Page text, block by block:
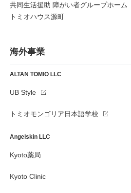
共同生活援助 障がい者グループホーム
トミオハウス源町
海外事業
ALTAN TOMIO LLC
UB Style
トミオモンゴリア日本語学校
Angelskin LLC
Kyoto薬局
Kyoto Clinic